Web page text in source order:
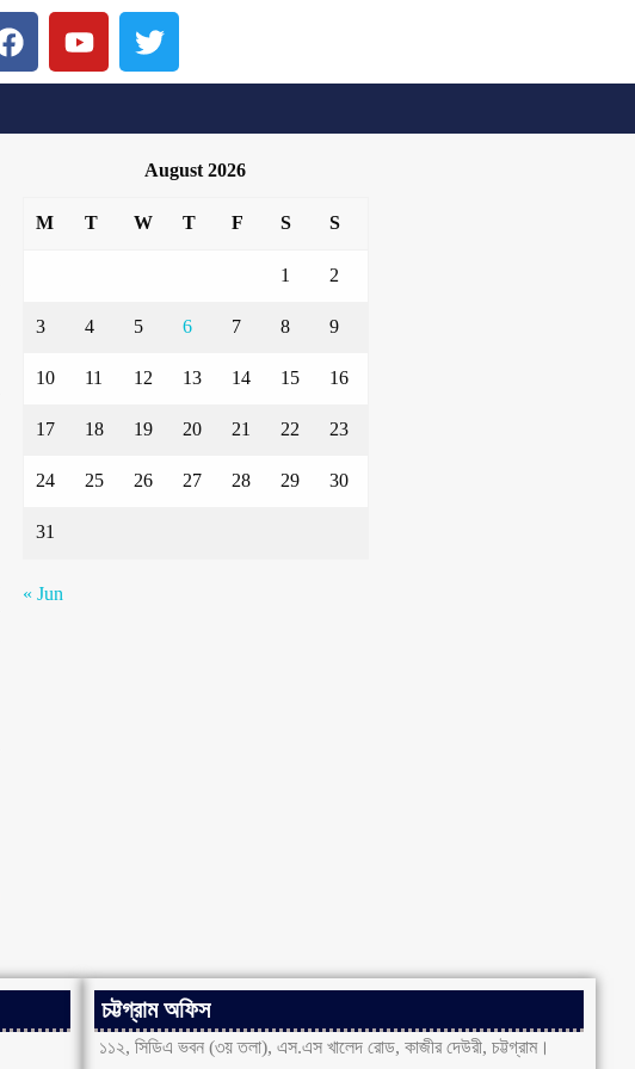
August 2026
M T W T F S S
1 2
3 4 5 6 7 8 9
10 11 12 13 14 15 16
17 18 19 20 21 22 23
24 25 26 27 28 29 30
31
« Jun
চট্টগ্রাম অফিস
১১২, সিডিএ ভবন (৩য় তলা), এস.এস খালেদ রোড, কাজীর দেউরী, চট্টগ্রাম।